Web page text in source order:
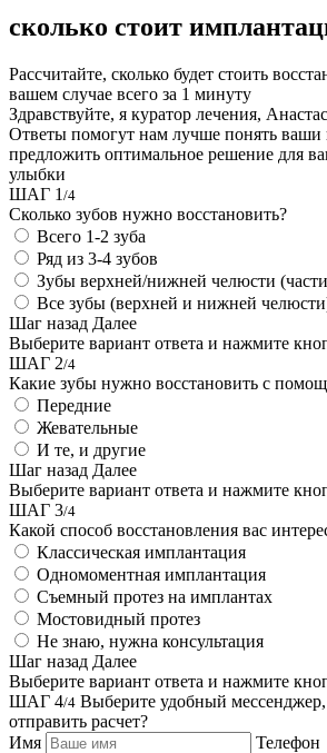
сколько стоит
Рассчитайте, сколько будет стоить
вашем случае всего за 1 минуту
Здравствуйте, я куратор лечения,
Ответы помогут нам лучше понять ваши
предложить оптимальное решение для
улыбки
ШАГ 1 /4
Сколько зубов нужно восстановить?
Всего 1-2 зуба
Ряд из 3-4 зубов
Зубы верхней/нижней челюсти
Все зубы (верхней и нижней
Шаг назад Далее
Выберите вариант ответа и нажмите
ШАГ 2/4
Какие зубы нужно восстановить с
Передние
Жевательные
И те, и другие
Шаг назад Далее
Выберите вариант ответа и нажмите
ШАГ 3/4
Какой способ восстановления вас
Классическая имплантация
Одномоментная имплантация
Съемный протез на имплантах
Мостовидный протез
Не знаю, нужна консультация
Шаг назад Далее
Выберите вариант ответа и нажмите
ШАГ 4/4 Выберите удобный
отправить расчет?
Имя
Телефон